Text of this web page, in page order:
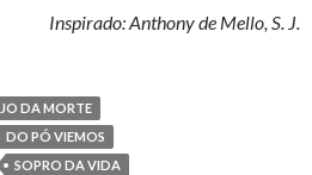
Inspirado: Anthony de Mello, S. J.
DA MORTE
DO PÓ VIEMOS
SOPRO DA VIDA